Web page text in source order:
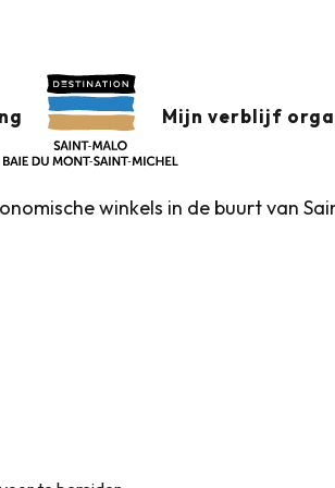
Mijn verblijf
favoris
winkels in de buurt van